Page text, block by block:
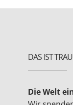
DAS IST
Die Welt